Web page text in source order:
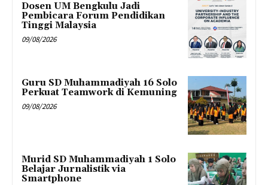
Dosen UM Bengkulu Jadi
Pembicara Forum Pendidikan
Tinggi Malaysia
09/08/2026
Guru SD Muhammadiyah 16 Solo
Perkuat Teamwork di Kemuning
09/08/2026
Murid SD Muhammadiyah 1 Solo
Belajar Jurnalistik via
Smartphone